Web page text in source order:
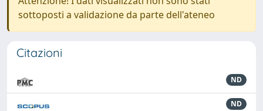
sottoposti a validazione da parte dell'ateneo
Citazioni
ND
ND